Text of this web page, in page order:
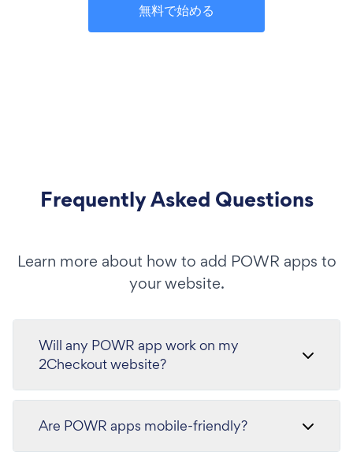
無料で始める
Frequently Asked Questions
Learn more about how to add POWR apps to
your website.
Will any POWR app work on my
2Checkout website?
Are POWR apps mobile-friendly?